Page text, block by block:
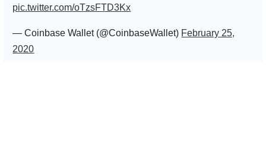
pic.twitter.com/oTzsFTD3Kx
— Coinbase Wallet (@CoinbaseWallet) February 25,
2020